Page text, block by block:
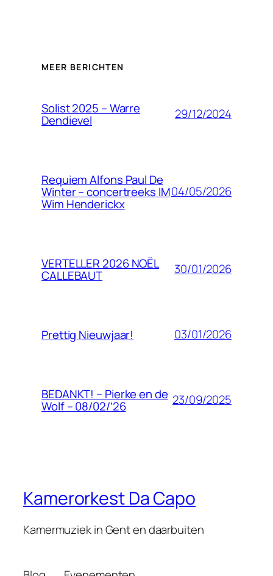
MEER BERICHTEN
Solist 2025 – Warre
Dendievel 29/12/2024
Requiem Alfons Paul De
Winter – concertreeks IM
Wim Henderickx
04/05/2026
VERTELLER 2026 NOËL
CALLEBAUT 30/01/2026
Prettig Nieuwjaar! 03/01/2026
BEDANKT! – Pierke en de
Wolf – 08/02/’26 23/09/2025
Kamerorkest Da Capo
Kamermuziek in Gent en daarbuiten